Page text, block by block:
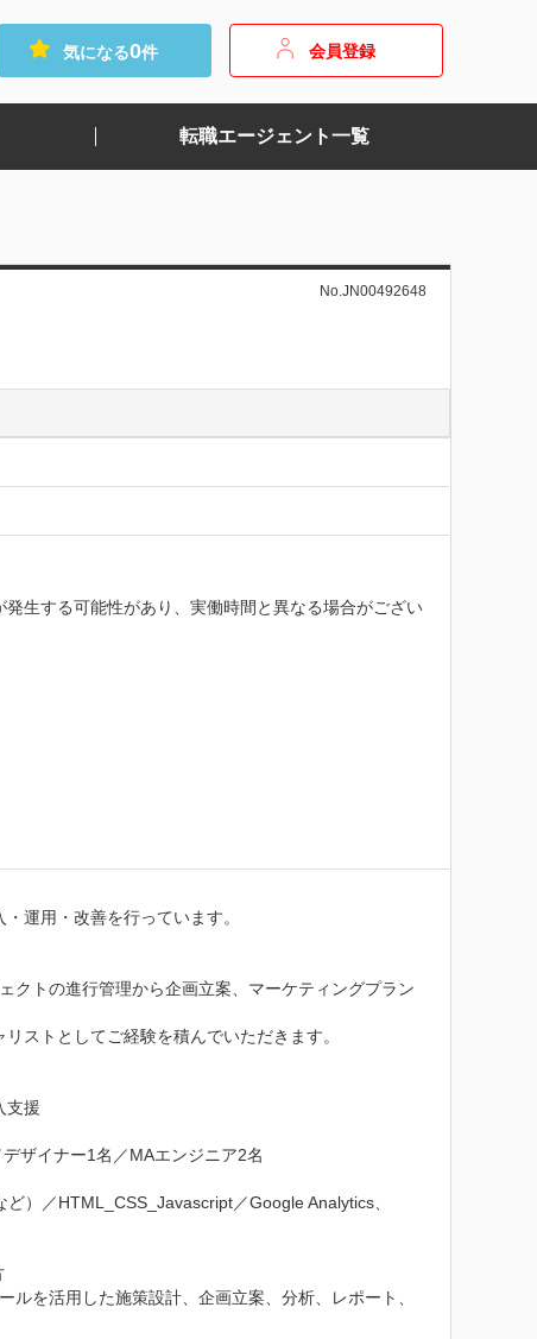
気になる0件 会員登録
転職エージェント一覧
No.JN00492648
生する可能性があり、実働時間と異なる場合がござい
運用・改善を行っています。
クトの進行管理から企画立案、マーケティングプラン
ストとしてご経験を積んでいただきます。
支援
ザイナー1名／MAエンジニア2名
）／HTML_CSS_Javascript／Google Analytics、
を活用した施策設計、企画立案、分析、レポート、